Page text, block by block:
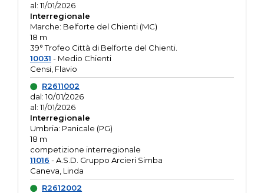
al: 11/01/2026
Interregionale
Marche: Belforte del Chienti (MC)
18 m
39° Trofeo Città di Belforte del Chienti.
10031 - Medio Chienti
Censi, Flavio
R2611002
dal: 10/01/2026
al: 11/01/2026
Interregionale
Umbria: Panicale (PG)
18 m
competizione interregionale
11016 - A.S.D. Gruppo Arcieri Simba
Caneva, Linda
R2612002